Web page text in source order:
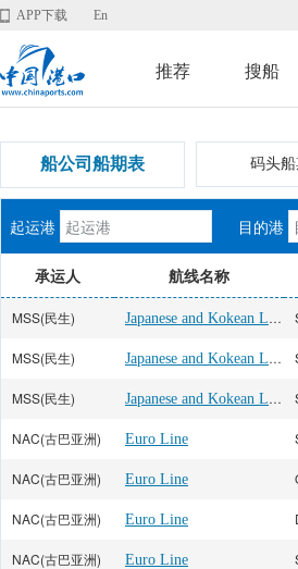
APP下载 En
推荐 搜船
船公司船期表 码头
起运港 目的港
承运人 航线名称
MSS(民生) Japanese and Kokean Line
MSS(民生) Japanese and Kokean Line
MSS(民生) Japanese and Kokean Line
NAC(古巴亚洲) Euro Line
NAC(古巴亚洲) Euro Line
NAC(古巴亚洲) Euro Line
NAC(古巴亚洲) Euro Line